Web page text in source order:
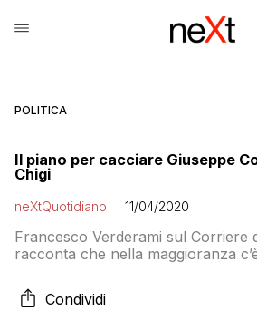
POLITICA
Il piano per cacciare Giuseppe
Chigi
neXtQuotidiano 11/04/2020
Francesco Verderami sul Corriere
racconta che nella maggioranza
rinviato a causa delle nomine
Condividi